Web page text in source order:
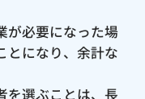
が必要になった場
とになり、余計な
を選ぶことは、長